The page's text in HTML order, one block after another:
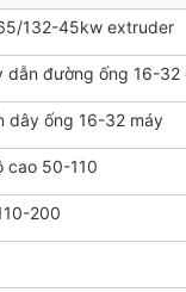
132-45kw extruder
dẫn đường ống 16-32
dây ống 16-32 máy
cao 50-110
200